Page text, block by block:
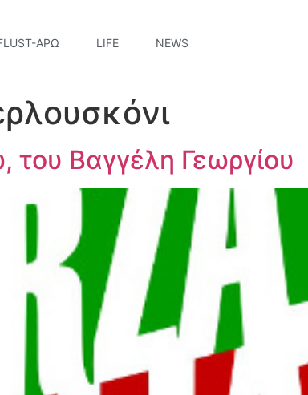
ΆΡΩ LIFE NEWS
του Βαγγέλη Γεωργίου